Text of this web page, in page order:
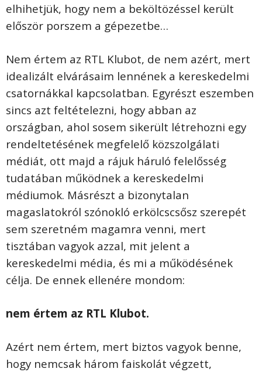
elhihetjük, hogy nem a beköltözéssel került
először porszem a gépezetbe…
Nem értem az RTL Klubot, de nem azért, mert
idealizált elvárásaim lennének a kereskedelmi
csatornákkal kapcsolatban. Egyrészt eszemben
sincs azt feltételezni, hogy abban az
országban, ahol sosem sikerült létrehozni egy
rendeltetésének megfelelő közszolgálati
médiát, ott majd a rájuk háruló felelősség
tudatában működnek a kereskedelmi
médiumok. Másrészt a bizonytalan
magaslatokról szónokló erkölcscsősz szerepét
sem szeretném magamra venni, mert
tisztában vagyok azzal, mit jelent a
kereskedelmi média, és mi a működésének
célja. De ennek ellenére mondom:
nem értem az RTL Klubot.
Azért nem értem, mert biztos vagyok benne,
hogy nemcsak három faiskolát végzett,